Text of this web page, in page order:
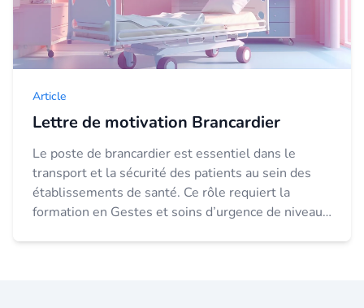
Article
Lettre de motivation Brancardier
Le poste de brancardier est essentiel dans le
transport et la sécurité des patients au sein des
établissements de santé. Ce rôle requiert la
formation en Gestes et soins d’urgence de niveau